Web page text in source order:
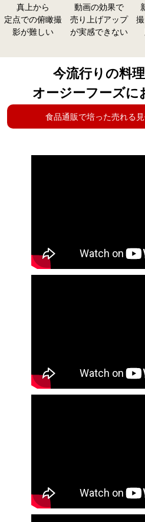
真上から
定点での俯瞰撮
影が難しい
動画の効果で
売り上げアップ
が実感できない
今流行りの料理
オージーフーズに
食品通販で培った売れる